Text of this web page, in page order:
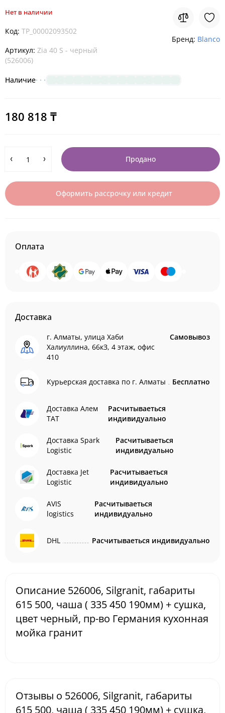
Нет в наличии
Код: TP_00002093502
Артикул: Zia 40 S - черный
(526006)
Наличие
Бренд: Blanco
180 818 ₸
Продано
Оформить рассрочку или кредит
Оплата
Доставка
г. Алматы, улица Хаби
Халиуллина, 66кЗ, 4 этаж, офис
410
Самовывоз
Курьерская доставка по г. Алматы Бесплатно
Доставка Алем
ТАТ
Расчитываеться
индивидуально
Доставка Spark
Logistic
Расчитываеться
индивидуально
Доставка Jet
Logistic
Расчитываеться
индивидуально
AVIS
logistics
Расчитываеться
индивидуально
DHL Расчитываеться индивидуально
Описание 526006, Silgranit, габариты
615 500, чаша ( 335 450 190мм) + сушка,
цвет черный, пр-во Германия кухонная
мойка гранит
Отзывы о 526006, Silgranit, габариты
615 500, чаша ( 335 450 190мм) + сушка,